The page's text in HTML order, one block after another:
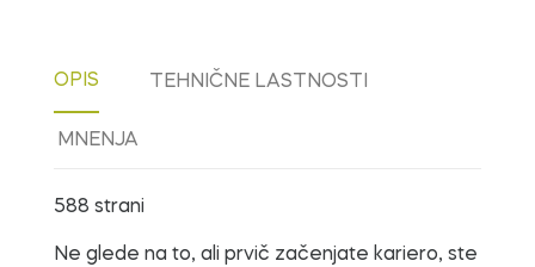
OPIS TEHNIČNE LASTNOSTI
MNENJA
588 strani
Ne glede na to, ali prvič začenjate kariero, ste